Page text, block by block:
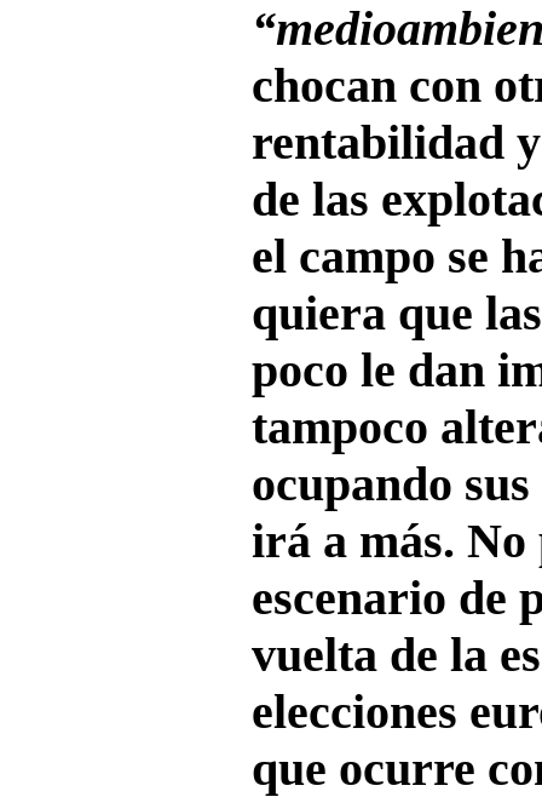
chocan con
rentabilidad
de las
el campo se
quiera que
poco le dan
tampoco
ocupando
irá a más.
escenario de
vuelta de la
elecciones
que ocurre